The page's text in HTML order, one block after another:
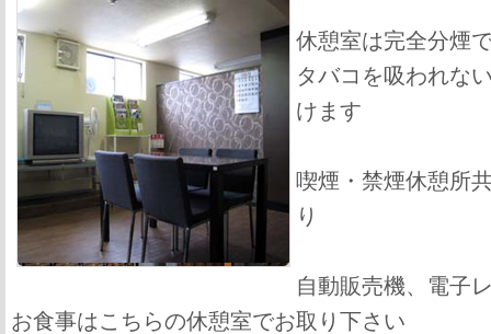
休憩室は完全分煙
タバコを吸われな
けます
喫煙・禁煙休憩所
り
自動販売機、電子
お食事はこちらの休憩室でお取り下さい